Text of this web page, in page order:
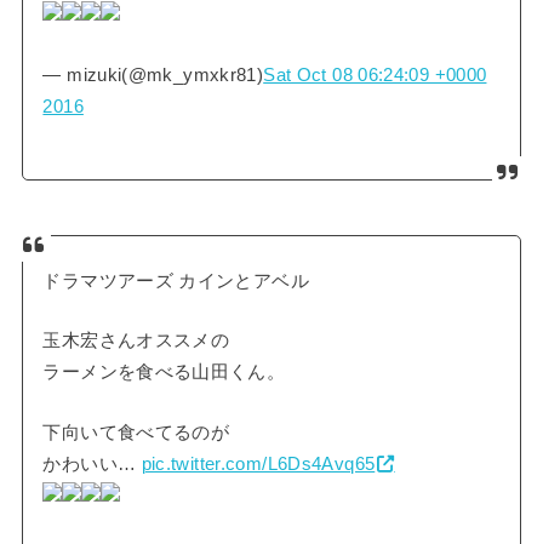
— mizuki(@mk_ymxkr81)Sat Oct 08 06:24:09 +0000
2016
ドラマツアーズ カインとアベル
玉木宏さんオススメの
ラーメンを食べる山田くん。
下向いて食べてるのが
かわいい… pic.twitter.com/L6Ds4Avq65